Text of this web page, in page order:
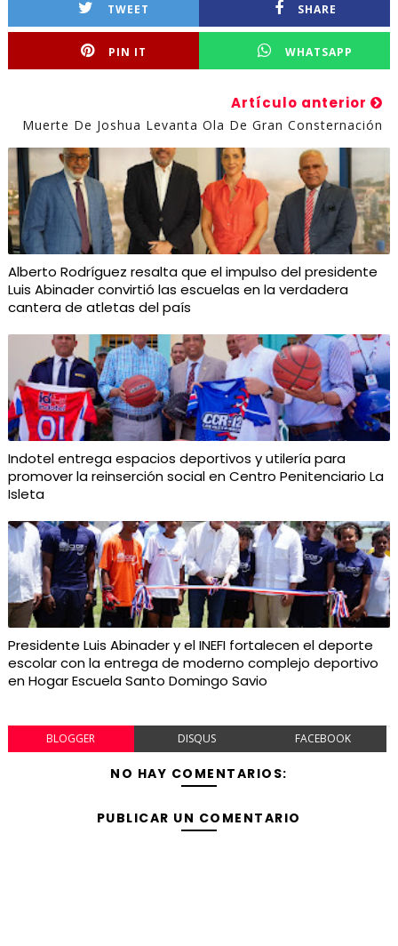
TWEET SHARE
PIN IT WHATSAPP
Artículo anterior
Muerte De Joshua Levanta Ola De Gran Consternación
Alberto Rodríguez resalta que el impulso del presidente
Luis Abinader convirtió las escuelas en la verdadera
cantera de atletas del país
Indotel entrega espacios deportivos y utilería para
promover la reinserción social en Centro Penitenciario La
Isleta
Presidente Luis Abinader y el INEFI fortalecen el deporte
escolar con la entrega de moderno complejo deportivo
en Hogar Escuela Santo Domingo Savio
BLOGGER DISQUS FACEBOOK
NO HAY COMENTARIOS:
PUBLICAR UN COMENTARIO